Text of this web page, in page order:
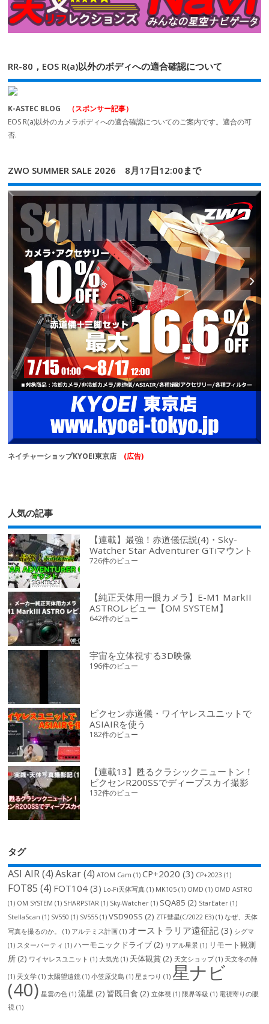
RR-80，EOS R(a)以外のボディへの適合確認について
K-ASTEC BLOG
（スポンサー記事）
EOS R(a)以外のカメラボディへの適合確認についてのご案内です。適合の可
否.
ZWO SUMMER SALE 2026 8月17日12:00まで
ネイチャーショップKYOEI東京店 (広告)
人気の記事
【連載】最強！赤道儀伝説(4)・Sky-
Watcher Star Adventurer GTiマウント
726件のビュー
【純正天体用一眼カメラ】E-M1 MarkII
ASTROレビュー【OM SYSTEM】
642件のビュー
宇宙を立体視する3D映像
196件のビュー
ビクセン赤道儀・ワイヤレスユニットで
ASIAIRを使う
182件のビュー
【連載13】甦るクラシックニュートン！
ビクセンR200SSでディープスカイ撮影
132件のビュー
タグ
ASI AIR(4) Askar(4) ATOM Cam (1) CP+2020 (3) CP+2023 (1)
FOT85 (4) FOT104 (3) Lo-Fi天体写真 (1) MK105 (1) OMD (1) OMD ASTRO
(1) OM SYSTEM (1) SHARPSTAR (1) Sky-Watcher (1) SQA85 (2) StarEater (1)
StellaScan (1) SV550 (1) SV555 (1) VSD90SS (2) ZTF彗星(C/2022 E3) (1) なぜ、天体
写真を撮るのか。
(1) アルテミス計画 (1) オーストラリア遠征記 (3) シグマ
(1) スターパーティ (1) ハーモニックドライブ (2) リアル星景 (1) リモート観測
所 (2) ワイヤレスユニット (1) 大気光 (1) 天体観賞 (2) 天文ショップ(1) 天文冬の陣
(1) 天文学 (1) 太陽望遠鏡 (1) 小笠原父島 (1) 星まつり (1) 星ナビ
(40) 星雲の色 (1) 流星 (2) 皆既日食 (2) 立体視 (1) 限界等級 (1) 電視寄りの眼
視 (1)